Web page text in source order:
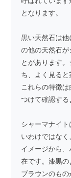
となります。
黒い天然石は
の他の天然石が
とがあります
ち、よく見ると
これらの特徴
つけて確認する
シャーマナイ
いわけではな
イメージから
在です。漆黒
ブラウンのも